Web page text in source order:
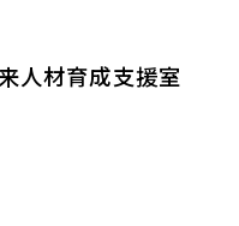
人材育成支援室